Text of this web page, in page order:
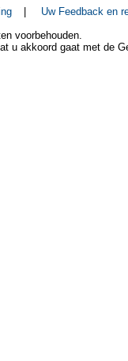
Uw Feedback en
voorbehouden.
u akkoord gaat met de